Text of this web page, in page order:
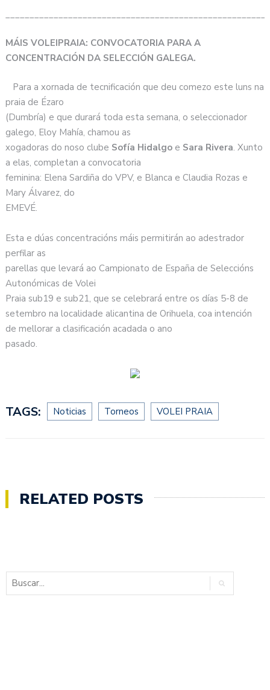
MÁIS VOLEIPRAIA: CONVOCATORIA PARA A
CONCENTRACIÓN DA SELECCIÓN GALEGA.
Para a xornada de tecnificación que deu comezo este luns na
praia de Ézaro
(Dumbría) e que durará toda esta semana, o seleccionador
galego, Eloy Mahía, chamou as
xogadoras do noso clube Sofía Hidalgo e Sara Rivera. Xunto
a elas, completan a convocatoria
feminina: Elena Sardiña do VPV, e Blanca e Claudia Rozas e
Mary Álvarez, do
EMEVÉ.
Esta e dúas concentracións máis permitirán ao adestrador
perfilar as
parellas que levará ao Campionato de España de Seleccións
Autonómicas de Volei
Praia sub19 e sub21, que se celebrará entre os días 5-8 de
setembro na localidade alicantina de Orihuela, coa intención
de mellorar a clasificación acadada o ano
pasado.
TAGS: Noticias Torneos VOLEI PRAIA
RELATED POSTS